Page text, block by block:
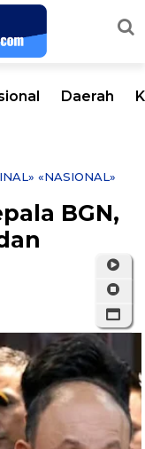
Daerah
«NASIONAL»
BGN,